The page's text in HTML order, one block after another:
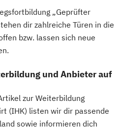
„Geprüfter
dir zahlreiche Türen in die
bzw. lassen sich neue
und Anbieter auf
zur Weiterbildung
(IHK) listen wir dir passende
sowie informieren dich